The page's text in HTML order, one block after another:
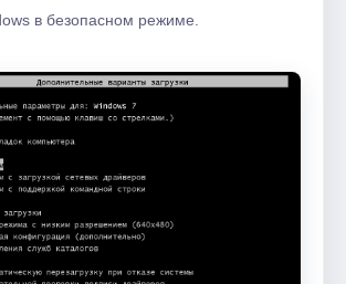
в безопасном режиме.